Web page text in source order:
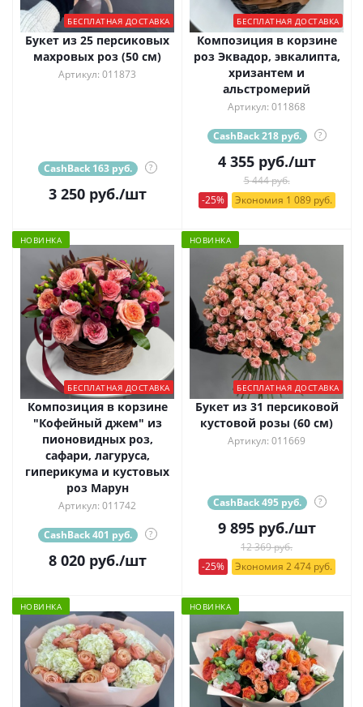
БЕСПЛАТНАЯ ДОСТАВКА
Букет из 25 персиковых
махровых роз (50 см)
Артикул: 011873
CashBack 163 руб. ?
3 250руб./шт
БЕСПЛАТНАЯ ДОСТАВКА
Композиция в корзине
роз Эквадор, эвкалипта,
хризантем и
альстромерий
Артикул: 011868
CashBack 218 руб. ?
4 355руб./шт
5 444 руб.
-25%
Экономия 1 089 руб.
НОВИНКА
БЕСПЛАТНАЯ ДОСТАВКА
Композиция в корзине
"Кофейный джем" из
пионовидных роз,
сафари, лагуруса,
гиперикума и кустовых
роз Марун
Артикул: 011742
CashBack 401 руб. ?
8 020руб./шт
НОВИНКА
БЕСПЛАТНАЯ ДОСТАВКА
Букет из 31 персиковой
кустовой розы (60 см)
Артикул: 011669
CashBack 495 руб. ?
9 895руб./шт
12 369 руб.
-25%
Экономия 2 474 руб.
НОВИНКА НОВИНКА